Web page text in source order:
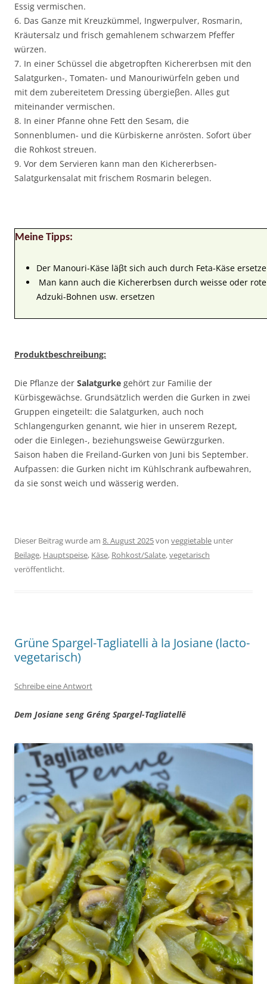
Essig vermischen.
6. Das Ganze mit Kreuzkümmel, Ingwerpulver, Rosmarin,
Kräutersalz und frisch gemahlenem schwarzem Pfeffer
würzen.
7. In einer Schüssel die abgetropften Kichererbsen mit den
Salatgurken-, Tomaten- und Manouriwürfeln geben und
mit dem zubereitetem Dressing übergieβen. Alles gut
miteinander vermischen.
8. In einer Pfanne ohne Fett den Sesam, die
Sonnenblumen- und die Kürbiskerne anrösten. Sofort über
die Rohkost streuen.
9. Vor dem Servieren kann man den Kichererbsen-
Salatgurkensalat mit frischem Rosmarin belegen.
Meine Tipps:
Der Manouri-Käse läβt sich auch durch Feta-Käse
Man kann auch die Kichererbsen durch weisse oder
Adzuki-Bohnen usw. ersetzen
Produktbeschreibung:
Die Pflanze der Salatgurke gehört zur Familie der
Kürbisgewächse. Grundsätzlich werden die Gurken in zwei
Gruppen eingeteilt: die Salatgurken, auch noch
Schlangengurken genannt, wie hier in unserem Rezept,
oder die Einlegen-, beziehungsweise Gewürzgurken.
Saison haben die Freiland-Gurken von Juni bis September.
Aufpassen: die Gurken nicht im Kühlschrank aufbewahren,
da sie sonst weich und wässerig werden.
Dieser Beitrag wurde am 8. August 2025von veggietable unter
Beilage, Hauptspeise, Käse, Rohkost/Salate,vegetarisch
veröffentlicht.
Grüne Spargel-Tagliatelli à la Josiane (lacto-
vegetarisch)
Schreibe eine Antwort
Dem Josiane seng Gréng Spargel-Tagliatellë